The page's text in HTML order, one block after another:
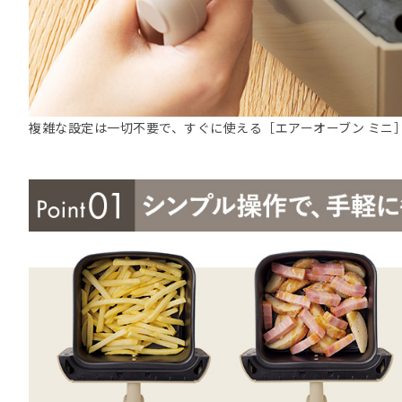
複雑な設定は一切不要で、すぐに使える［エアーオーブン ミニ